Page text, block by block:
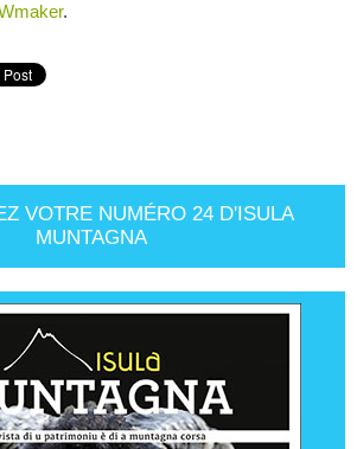
.
VOTRE NUMÉRO 24 D'ISULA
MUNTAGNA